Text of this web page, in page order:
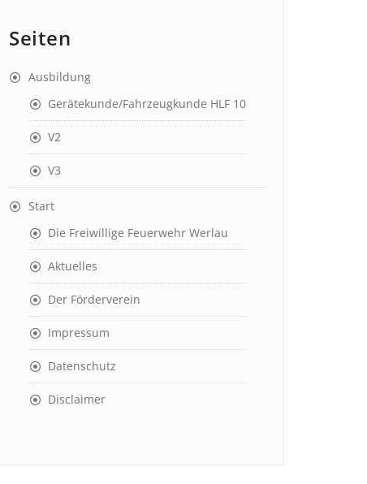
Seiten
Ausbildung
Gerätekunde/Fahrzeugkunde HLF 10
V2
V3
Start
Die Freiwillige Feuerwehr Werlau
Aktuelles
Der Förderverein
Impressum
Datenschutz
Disclaimer